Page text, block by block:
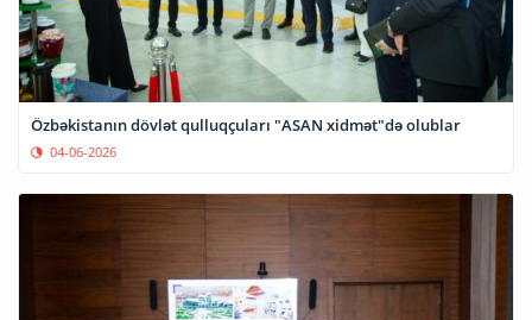
Özbəkistanın dövlət qulluqçuları "ASAN xidmət"də olublar
04-06-2026